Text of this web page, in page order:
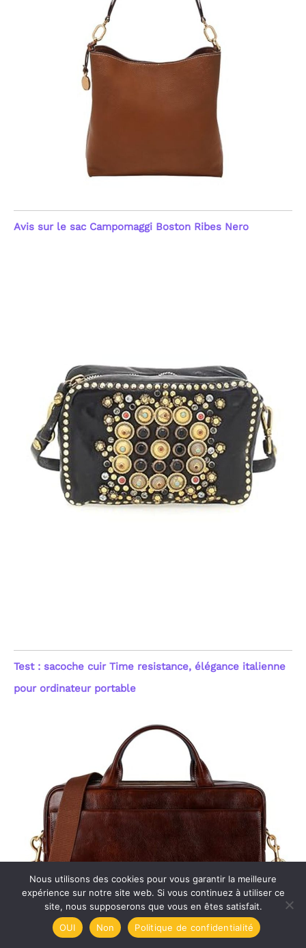
Avis sur le sac Campomaggi Boston Ribes Nero
Test : sacoche cuir Time resistance, élégance italienne
pour ordinateur portable
Nous utilisons des cookies pour vous garantir la meilleure
expérience sur notre site web. Si vous continuez à utiliser ce
site, nous supposerons que vous en êtes satisfait.
OUI
Non Politique de confidentialité